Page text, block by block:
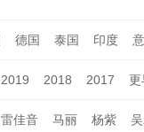
德国 泰国 印度
2019 2018 2017 更
雷佳音 马丽 杨紫